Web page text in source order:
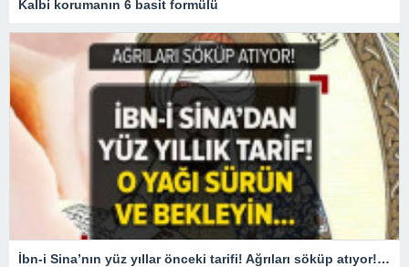
Kalbi korumanın 6 basit formülü
İbn-i Sina’nın yüz yıllar önceki tarifi! Ağrıları söküp atıyor! O yağı sürün ve bekleyin